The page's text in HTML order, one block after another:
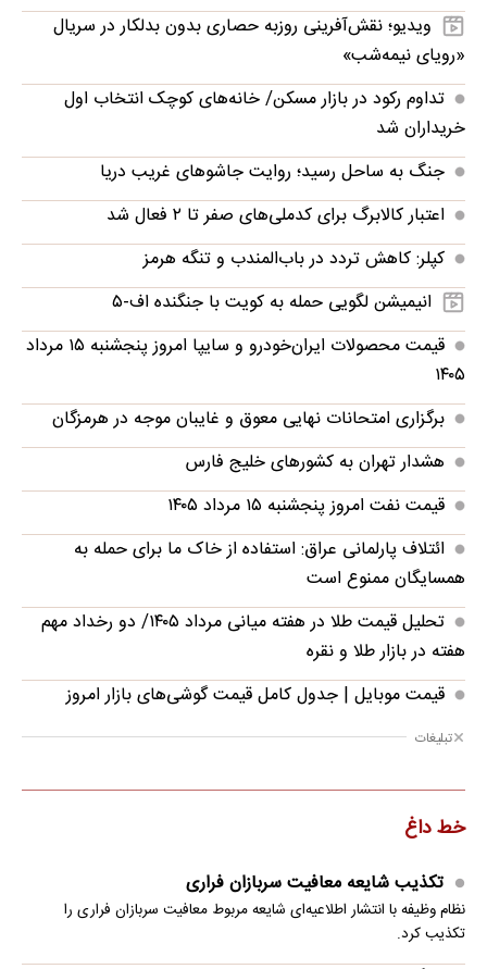
ویدیو؛ نقش‌آفرینی روزبه حصاری بدون بدلکار در سریال
«رویای نیمه‌شب»
تداوم رکود در بازار مسکن/ خانه‌های کوچک انتخاب اول
خریداران شد
جنگ به ساحل رسید؛ روایت جاشوهای غریب دریا
اعتبار کالابرگ برای کدملی‌های صفر تا ۲ فعال شد
کپلر: کاهش تردد در باب‌المندب و تنگه هرمز
انیمیشن لگویی حمله به کویت با جنگنده اف-۵
قیمت محصولات ایران‌خودرو و سایپا امروز پنجشنبه ۱۵ مرداد
۱۴۰۵
برگزاری امتحانات نهایی معوق و غایبان موجه در هرمزگان
هشدار تهران به کشورهای خلیج فارس
قیمت نفت امروز پنجشنبه ۱۵ مرداد ۱۴۰۵
ائتلاف پارلمانی عراق: استفاده از خاک ما برای حمله به
همسایگان ممنوع است
تحلیل قیمت طلا در هفته میانی مرداد ۱۴۰۵/ دو رخداد مهم
هفته در بازار طلا و نقره
قیمت موبایل‌ | جدول کامل قیمت گوشی‌های بازار امروز
تبلیغات
خط داغ
تکذیب شایعه معافیت سربازان فراری
نظام وظیفه با انتشار اطلاعیه‌ای شایعه مربوط معافیت سربازان فراری را
تکذیب کرد.